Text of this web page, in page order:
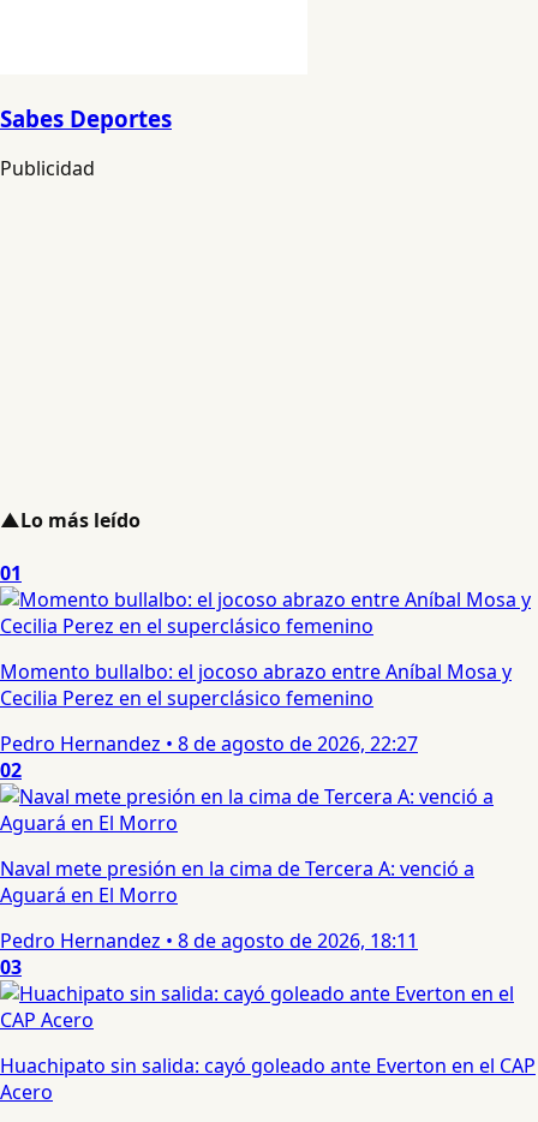
Sabes Deportes
Publicidad
▲Lo más leído
01
Momento bullalbo: el jocoso abrazo entre Aníbal Mosa y
Cecilia Perez en el superclásico femenino
Pedro Hernandez • 8 de agosto de 2026, 22:27
02
Naval mete presión en la cima de Tercera A: venció a
Aguará en El Morro
Pedro Hernandez • 8 de agosto de 2026, 18:11
03
Huachipato sin salida: cayó goleado ante Everton en el CAP
Acero